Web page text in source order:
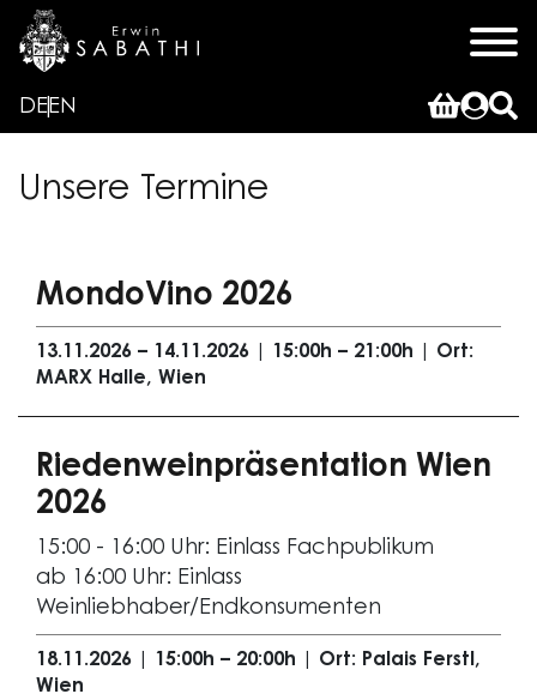
DEEN
Unsere Termine
MondoVino 2026
13.11.2026 – 14.11.2026 | 15:00h – 21:00h | Ort:
MARX Halle, Wien
Riedenweinpräsentation Wien
2026
15:00 - 16:00 Uhr: Einlass Fachpublikum
ab 16:00 Uhr: Einlass
Weinliebhaber/Endkonsumenten
18.11.2026 | 15:00h – 20:00h | Ort: Palais Ferstl,
Wien